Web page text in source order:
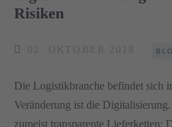
Risiken
02. OKTOBER 2018
Die Logistikbranche befindet sich
Veränderung ist die
zumeist transparente Lieferketten: